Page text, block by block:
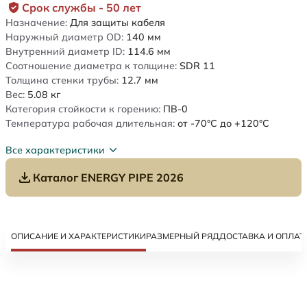
Срок службы - 50 лет
Назначение: Для защиты кабеля
Наружный диаметр OD: 140 мм
Внутренний диаметр ID: 114.6 мм
Соотношение диаметра к толщине: SDR 11
Толщина стенки трубы: 12.7 мм
Вес: 5.08 кг
Категория стойкости к горению: ПВ-0
Температура рабочая длительная: от -70°C до +120°C
Все характеристики
Каталог ENERGY PIPE 2026
ОПИСАНИЕ И ХАРАКТЕРИСТИКИРАЗМЕРНЫЙ РЯДДОСТАВКА И